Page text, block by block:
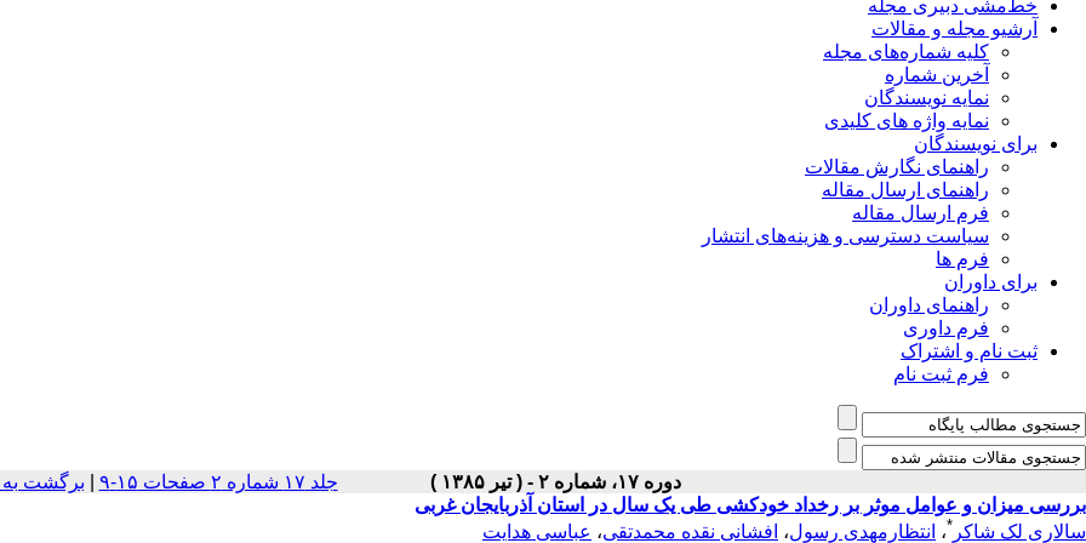
خط‌مشی دبیری مجله
آرشیو مجله و مقالات
کلیه شماره‌های مجله
آخرین شماره
نمایه نویسندگان
نمایه واژه های کلیدی
برای نویسندگان
راهنمای نگارش مقالات
راهنمای ارسال مقاله
فرم ارسال مقاله
سیاست دسترسی و هزینه‌های انتشار
فرم ها
برای داوران
راهنمای داوران
فرم داوری
ثبت نام و اشتراک
فرم ثبت نام
دوره ۱۷، شماره ۲ - ( تير ۱۳۸۵ ) جلد ۱۷ شماره ۲ صفحات ۱۵-۹ برگشت
بررسی میزان و عوامل موثر بر رخداد خودکشی طی یک سال در استان آذربایجان غربی
سالاری لک شاکر *، انتظارمهدی رسول، افشانی نقده محمدتقی، عباسی هدایت